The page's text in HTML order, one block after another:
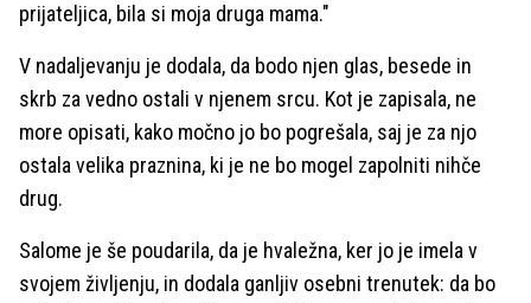
prijateljica, bila si moja druga mama."
V nadaljevanju je dodala, da bodo njen glas, besede in
skrb za vedno ostali v njenem srcu. Kot je zapisala, ne
more opisati, kako močno jo bo pogrešala, saj je za njo
ostala velika praznina, ki je ne bo mogel zapolniti nihče
drug.
Salome je še poudarila, da je hvaležna, ker jo je imela v
svojem življenju, in dodala ganljiv osebni trenutek: da bo